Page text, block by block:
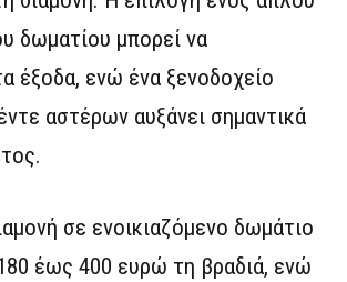
δωματίου μπορεί να
έξοδα, ενώ ένα ξενοδοχείο
αστέρων αυξάνει σημαντικά
σε ενοικιαζόμενο δωμάτιο
έως 400 ευρώ τη βραδιά, ενώ